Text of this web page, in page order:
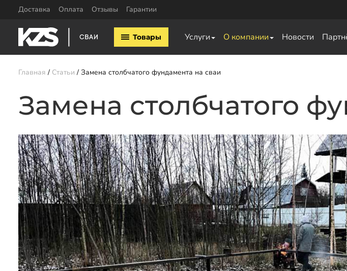
Доставка Оплата Отзывы Гарантии
Товары Услуги О компании Новости
Винтовые сваи 57мм
Винтовые сваи 108мм
Главная Статьи Замена столбчатого фундамента на сваи
Замена столбчатого